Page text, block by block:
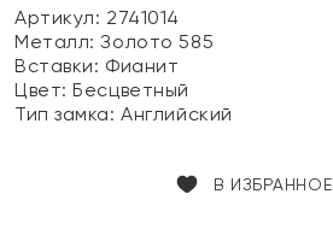
Артикул: 2741014
Металл:Золото 585
Вставки: Фианит
Цвет:Бесцветный
Тип замка:Английский
В ИЗБРАННОЕ